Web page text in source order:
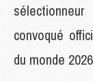
convoqué
du monde